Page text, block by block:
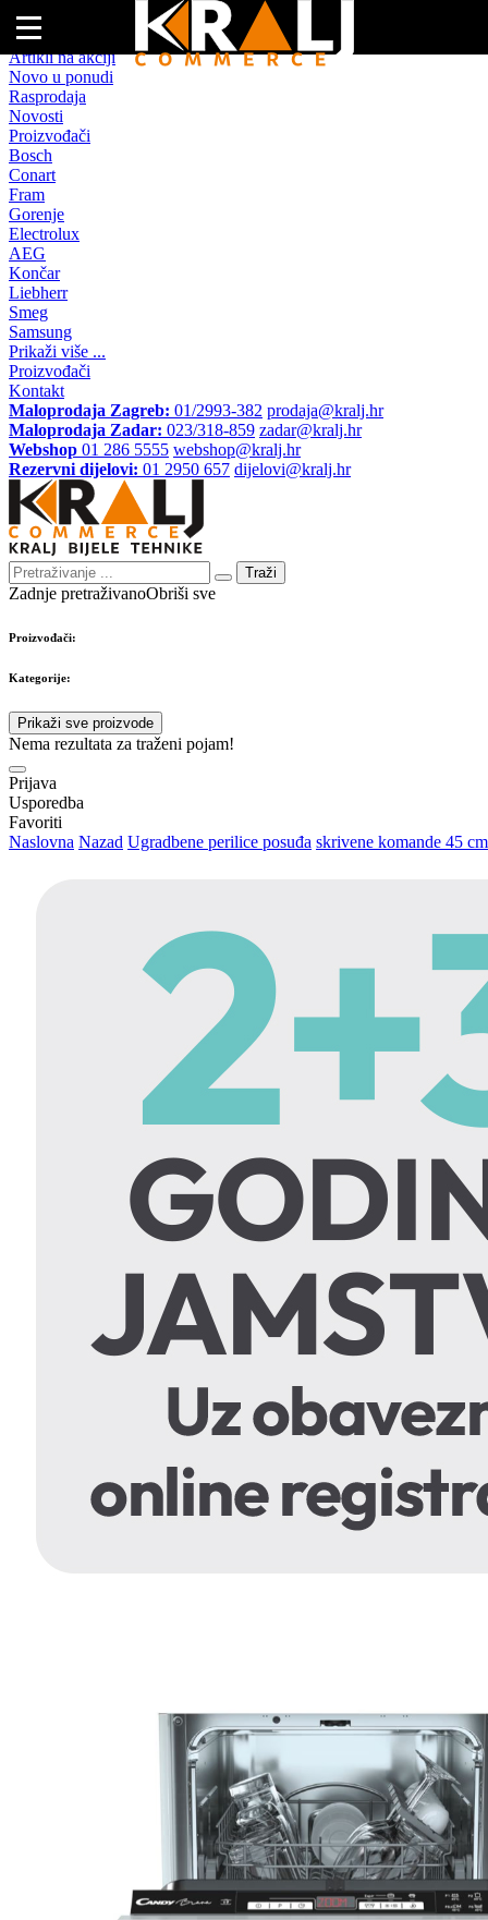
Naslovna
Artikli na akciji
Novo u ponudi
Rasprodaja
Novosti
Proizvođači
Bosch
Conart
Fram
Gorenje
Electrolux
AEG
Končar
Liebherr
Smeg
Samsung
Prikaži više ...
Proizvođači
Kontakt
Maloprodaja Zagreb: 01/2993-382 prodaja@kralj.hr
Maloprodaja Zadar: 023/318-859 zadar@kralj.hr
Webshop 01 286 5555 webshop@kralj.hr
Rezervni dijelovi: 01 2950 657 dijelovi@kralj.hr
Traži
Zadnje pretraživanoObriši sve
Proizvođači:
Kategorije:
Prikaži sve proizvode
Nema rezultata za traženi pojam!
Prijava
Usporedba
Favoriti
Naslovna Nazad Ugradbene perilice posuđa skrivene komande 45 cm